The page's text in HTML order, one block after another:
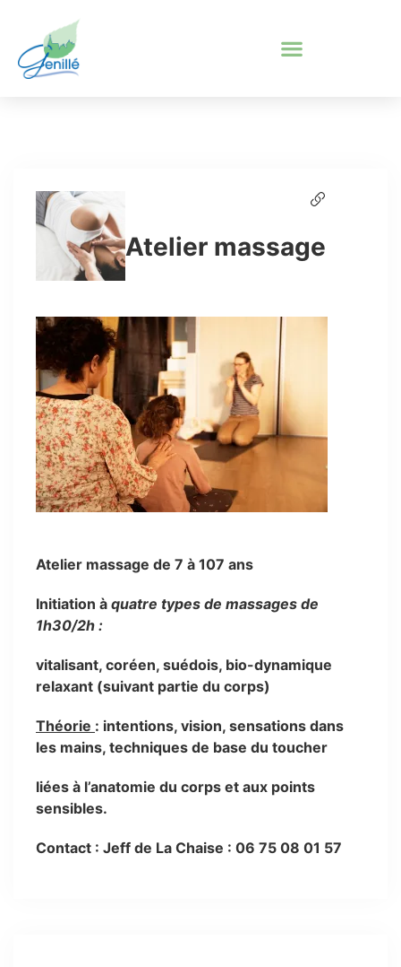
Atelier massage
Atelier massage de 7 à 107 ans
Initiation à quatre types de massages de
1h30/2h :
vitalisant, coréen, suédois, bio-dynamique
relaxant (suivant partie du corps)
Théorie : intentions, vision, sensations dans
les mains, techniques de base du toucher
liées à l’anatomie du corps et aux points
sensibles.
Contact : Jeff de La Chaise : 06 75 08 01 57